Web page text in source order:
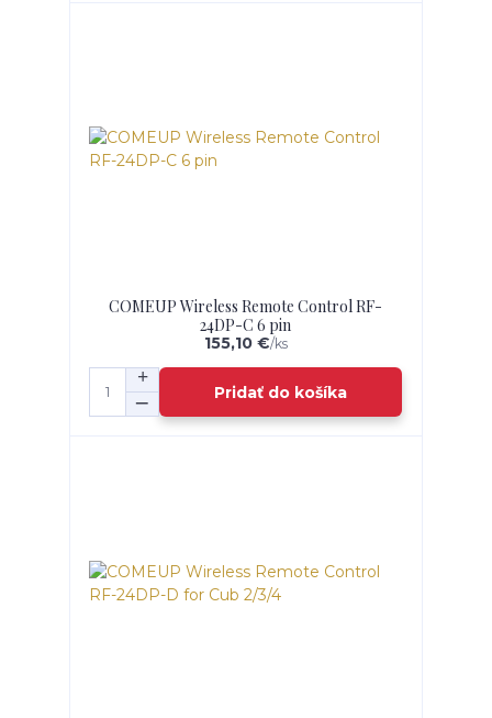
COMEUP Wireless Remote Control RF-
24DP-C 6 pin
155,10 €/ks
Pridať do košíka